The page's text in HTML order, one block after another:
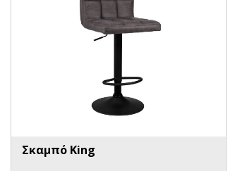
Σκαμπό King